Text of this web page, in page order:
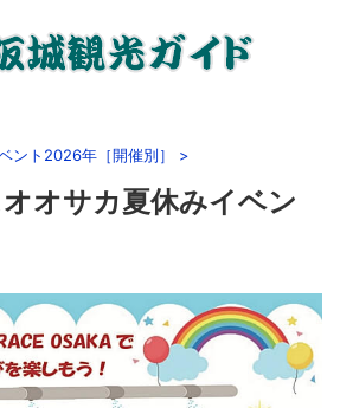
ント2026年［開催別］ >
オサカ夏休みイベン